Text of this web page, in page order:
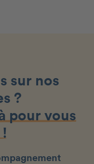
sur nos
?
pour vous